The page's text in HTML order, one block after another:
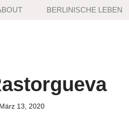
BERLINISCHE LEBEN
März 13, 2020